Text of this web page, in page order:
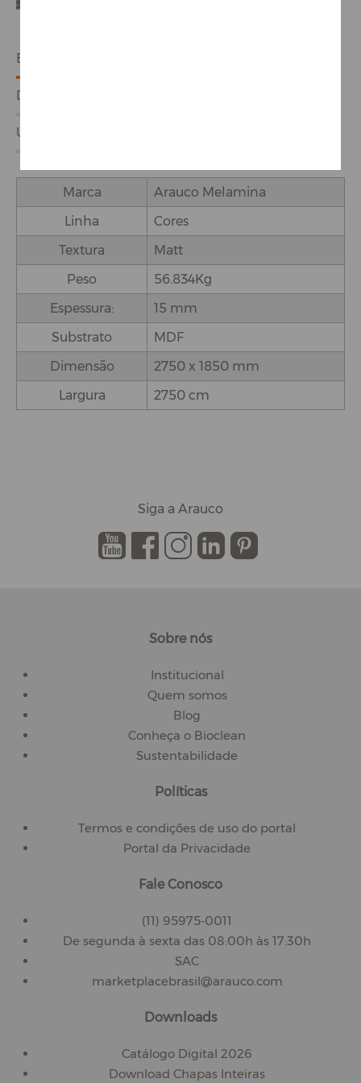
ESPECIFICAÇÕES
DETALHES DO PRODUTO
USO E APLICAÇÕES
Marca
Arauco Melamina
Linha
Cores
Textura
Matt
Peso
56.834Kg
Espessura:
15 mm
Substrato
MDF
Dimensão
2750 x 1850 mm
Largura
2750 cm
Siga a Arauco
. . . . .
Sobre nós
Institucional
Quem somos
Blog
Conheça o Bioclean
Sustentabilidade
Políticas
Termos e condições de uso do portal
Portal da Privacidade
Fale Conosco
(11) 95975-0011
De segunda à sexta das 08:00h às 17:30h
SAC
marketplacebrasil@arauco.com
Downloads
Catálogo Digital 2026
Download Chapas Inteiras